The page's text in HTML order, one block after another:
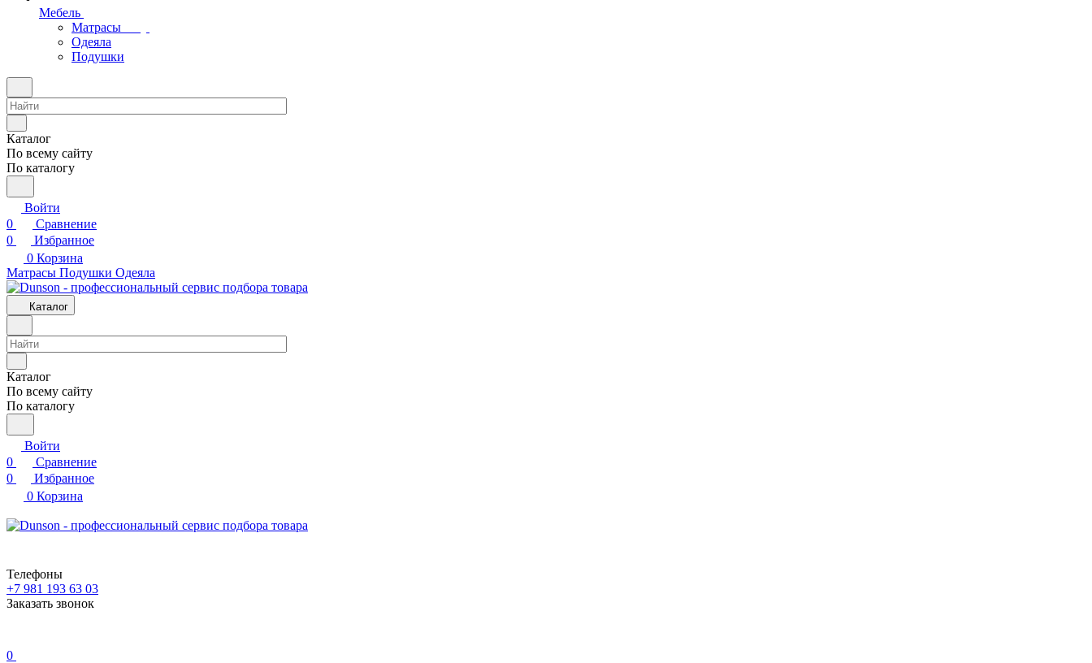
Мебель
Матрасы
Одеяла
Подушки
Каталог
По всему сайту
По каталогу
Войти
0
Сравнение
0
Избранное
0 Корзина
Матрасы Подушки Одеяла
Каталог
Каталог
По всему сайту
По каталогу
Войти
0
Сравнение
0
Избранное
0 Корзина
Телефоны
+7 981 193 63 03
Заказать звонок
0